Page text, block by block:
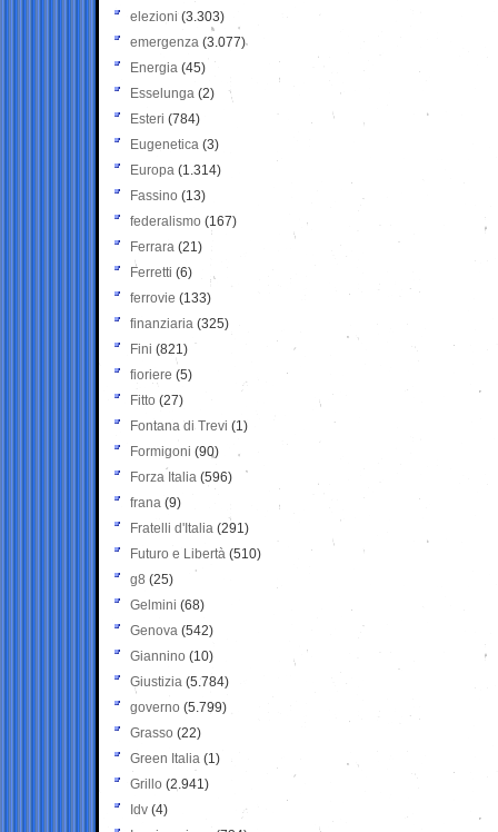
elezioni (3.303)
emergenza (3.077)
Energia (45)
Esselunga (2)
Esteri (784)
Eugenetica (3)
Europa (1.314)
Fassino (13)
federalismo (167)
Ferrara (21)
Ferretti (6)
ferrovie (133)
finanziaria (325)
Fini (821)
fioriere (5)
Fitto (27)
Fontana di Trevi (1)
Formigoni (90)
Forza Italia (596)
frana (9)
Fratelli d'Italia (291)
Futuro e Libertà (510)
g8 (25)
Gelmini (68)
Genova (542)
Giannino (10)
Giustizia (5.784)
governo (5.799)
Grasso (22)
Green Italia (1)
Grillo (2.941)
Idv (4)